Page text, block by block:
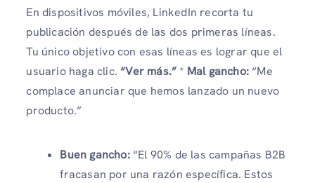
En dispositivos móviles, LinkedIn recorta tu
publicación después de las dos primeras líneas.
Tu único objetivo con esas líneas es lograr que el
usuario haga clic.“Ver más.”* Mal gancho: “Me
complace anunciar que hemos lanzado un nuevo
producto.”
Buen gancho:“El 90% de las campañas B2B
fracasan por una razón específica. Estos